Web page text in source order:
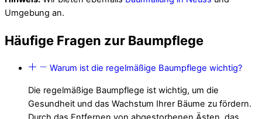
Umgebung an.
Häufige Fragen zur Baumpflege
Warum ist die regelmäßige Baumpflege wichtig?
Die regelmäßige Baumpflege ist wichtig, um die
Gesundheit und das Wachstum Ihrer Bäume zu fördern.